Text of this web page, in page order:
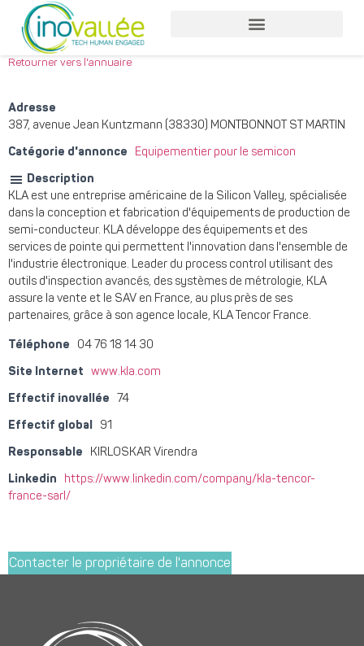
Retourner vers l'annuaire
Adresse
387, avenue Jean Kuntzmann (38330) MONTBONNOT ST MARTIN
Catégorie d'annonce Equipementier pour le semicon
Description
KLA est une entreprise américaine de la Silicon Valley, spécialisée
dans la conception et fabrication d'équipements de production de
semi-conducteur. KLA développe des équipements et des
services de pointe qui permettent l'innovation dans l'ensemble de
l'industrie électronique. Leader du process control utilisant des
outils d'inspection avancés, des systèmes de métrologie, KLA
assure la vente et le SAV en France, au plus près de ses
partenaires, grâce à son agence locale, KLA Tencor France.
Téléphone 04 76 18 14 30
Site Internet www.kla.com
Effectif inovallée 74
Effectif global 91
Responsable KIRLOSKAR Virendra
Linkedin
https://www.linkedin.com/company/kla-tencor-
france-sarl/
Contacter le propriétaire de l'annonce